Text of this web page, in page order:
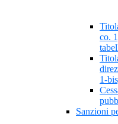
co.
1-
Sanzioni